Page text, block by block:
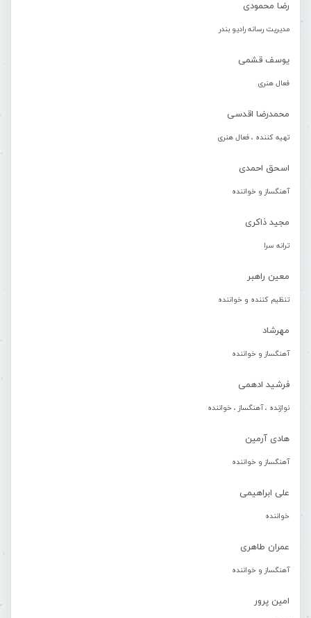
رضا محمودی
مدیریت رسانه رادیو بندر
یوسف قشمی
فعال هنری
محمدرضا اقدسی
تهیه کننده ، فعال هنری
اسحق احمدی
آهنگساز و خواننده
مجید ذاکری
ترانه سرا
معین راهبر
تنظیم کننده و خواننده
مهرشاد
آهنگساز و خواننده
فرشید ادهمی
نوازنده ، آهنگساز ، خواننده
هادی آرمین
آهنگساز و خواننده
علی ابراهیمی
خواننده
عمران طاهری
آهنگساز و خواننده
امین پرور